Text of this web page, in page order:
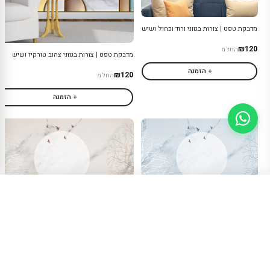
מדבקת טפט | צורות בגווני ורוד וכחול ושיש
₪120החל מ
+ הזמנה
מדבקת טפט | צורות בגווני צהוב טורקיז ושיש
₪120החל מ
+ הזמנה